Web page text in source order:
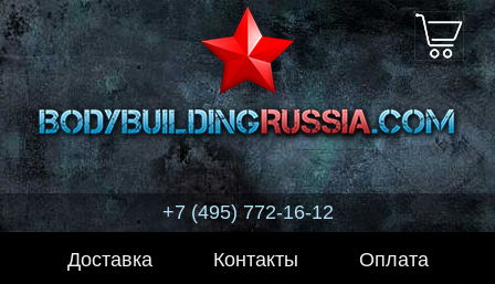
+7 (495) 772-16-12
Доставка Контакты Оплата